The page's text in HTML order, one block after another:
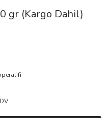
gr (Kargo Dahil)